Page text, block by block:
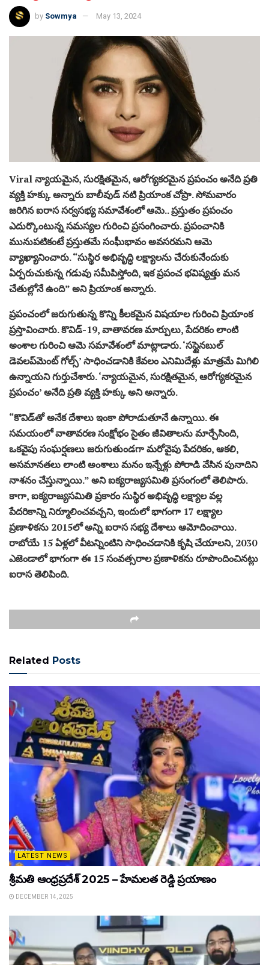
by Sowmya May 13, 2024
Viral న్యాయమైన, సురక్షితమైన, ఆరోగ్యకరమైన ప్రపంచం అనేది ప్రతి
వ్యక్తి హక్కు అన్నారు బాలీవుడ్​ నటి ప్రియాంక చోప్రా. సోమవారం
జరిగిన ఐరాస సర్వసభ్య సమావేశంలో ఆమె.. ప్రస్తుతం ప్రపంచం
ఎదుర్కొంటున్న సమస్యల గురించి ప్రసంగించారు. ప్రపంచానికి
మునుపటికంటే ప్రస్తుతమే సంఘీభావం అవసరమని ఆమె
వ్యాఖ్యానించారు. “సుస్థిర అభివృద్ధి లక్ష్యాలను చేరుకునేందుకు
ఏర్పరుచుకున్న గడువు సమీపిస్తోంది, ఇక ప్రపంచ భవిష్యత్తు మన
చేతుల్లోనే ఉంది” అని ప్రియాంక అన్నారు.
ప్రపంచంలో జరుగుతున్న కొన్ని కీలకమైన విషయాల గురించి ప్రియాంక
ప్రస్తావించారు. కొవిడ్​-19, వాతావరణ మార్పులు, పేదరికం లాంటి
అంశాల గురించి ఆమె సమావేశంలో మాట్లాడారు. ‘సస్టైనబుల్
డెవలప్‌మెంట్ గోల్స్’ సాధించడానికి కేవలం ఎనిమిదేళ్లు మాత్రమే మిగిలి
ఉన్నాయని గుర్తుచేశారు. ‘న్యాయమైన, సురక్షితమైన, ఆరోగ్యకరమైన
ప్రపంచం’ అనేది ప్రతి వ్యక్తి హక్కు అని అన్నారు.
“కొవిడ్​తో అనేక దేశాలు ఇంకా పోరాడుతూనే ఉన్నాయి. ఈ
సమయంలో వాతావరణ సంక్షోభం సైతం జీవితాలను మార్చేసింది,
ఒకవైపు సంఘర్షణలు జరుగుతుండగా మరోవైపు పేదరికం, ఆకలి,
అసమానతలు లాంటి అంశాలు మనం ఇన్నేళ్లు పోరాడి వేసిన పునాదిని
నాశనం చేస్తున్నాయి.” అని ఐక్యరాజ్యసమితి ప్రసంగంలో తెలిపారు.
కాగా, ఐక్యరాజ్యసమితి ప్రకారం సుస్థిర అభివృద్ధి లక్ష్యాల వల్ల
పేదరికాన్ని నిర్మూలించవచ్చని, ఇందులో భాగంగా 17 లక్ష్యాల
ప్రణాళికను 2015లో అన్ని ఐరాస సభ్య దేశాలు ఆమోదించాయి.
రాబోయే 15 ఏళ్లలో వీటన్నింటిని సాధించడానికి కృషి చేయాలని, 2030
ఎజెండాలో భాగంగా ఈ 15 సంవత్సరాల ప్రణాళికను రూపొందించినట్లు
ఐరాస తెలిపింది.
Related Posts
LATEST NEWS
శ్రీమతి ఆంధ్రప్రదేశ్ 2025 – హేమలత రెడ్డి ప్రయాణం
DECEMBER 14, 2025